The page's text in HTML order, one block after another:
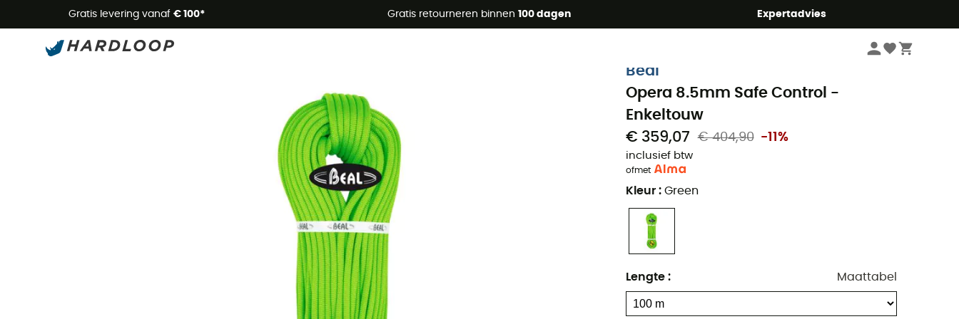
Gratis levering vanaf € 100* Gratis retourneren binnen 100 dagen Expertadvies
Zomeraanbiedingen 🔥 -5% EXTRA vanaf 2 producten* met code Summer5
Beal
Opera 8.5mm Safe Control -
Enkeltouw
€ 359,07
€ 404,90 -11%
inclusief btw
ofmet
Kleur : Green
Lengte : Maattabel